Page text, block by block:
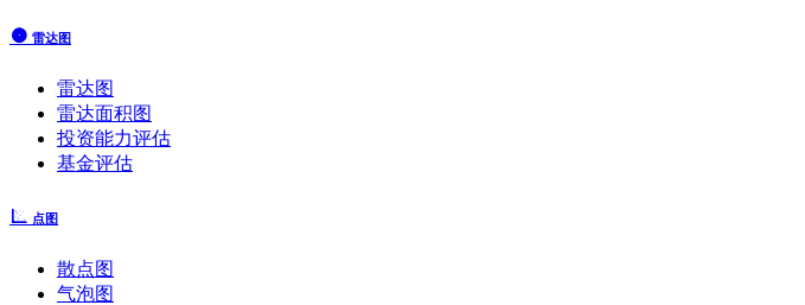
雷达图
雷达图
雷达面积图
投资能力评估
基金评估
点图
散点图
气泡图